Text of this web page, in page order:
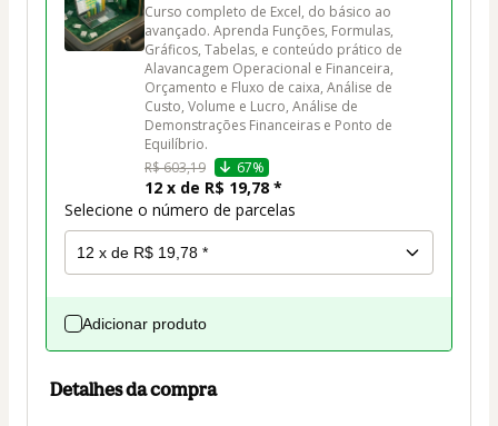
Curso completo de Excel, do básico ao
avançado. Aprenda Funções, Formulas,
Gráficos, Tabelas, e conteúdo prático de
Alavancagem Operacional e Financeira,
Orçamento e Fluxo de caixa, Análise de
Custo, Volume e Lucro, Análise de
Demonstrações Financeiras e Ponto de
Equilíbrio.
R$ 603,19
67%
12 x de R$ 19,78 *
Selecione o número de parcelas
Adicionar produto
Detalhes da compra